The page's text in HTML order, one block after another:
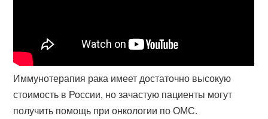
Иммунотерапия рака имеет достаточно высокую
стоимость в России, но зачастую пациенты могут
получить помощь при онкологии по ОМС.